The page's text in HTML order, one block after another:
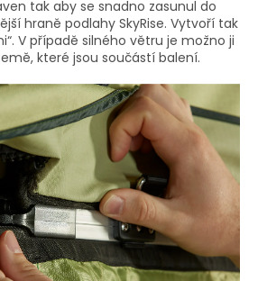
tak aby se snadno zasunul do
hraně podlahy SkyRise. Vytvoří tak
V případě silného větru je možno ji
které jsou součástí balení.